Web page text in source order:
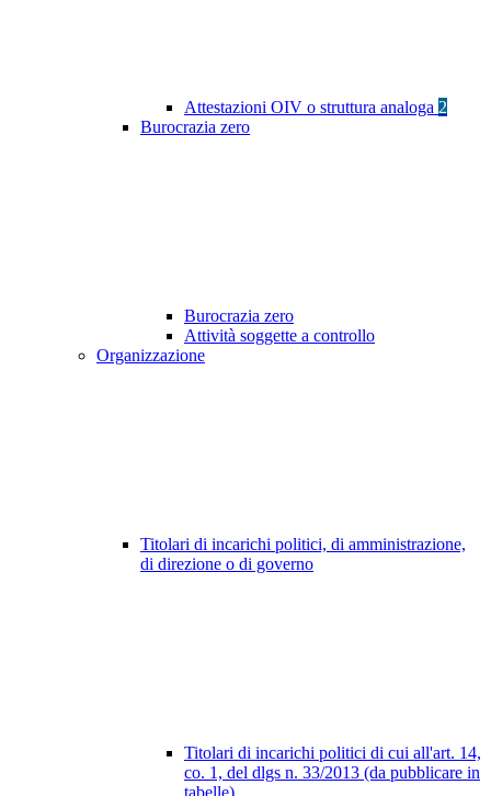
Attestazioni OIV o struttura analoga 2
Burocrazia zero
Burocrazia zero
Attività soggette a controllo
Organizzazione
Titolari di incarichi politici, di amministrazione,
di direzione o di governo
Titolari di incarichi politici di cui all'art. 14,
co. 1, del dlgs n. 33/2013 (da pubblicare in